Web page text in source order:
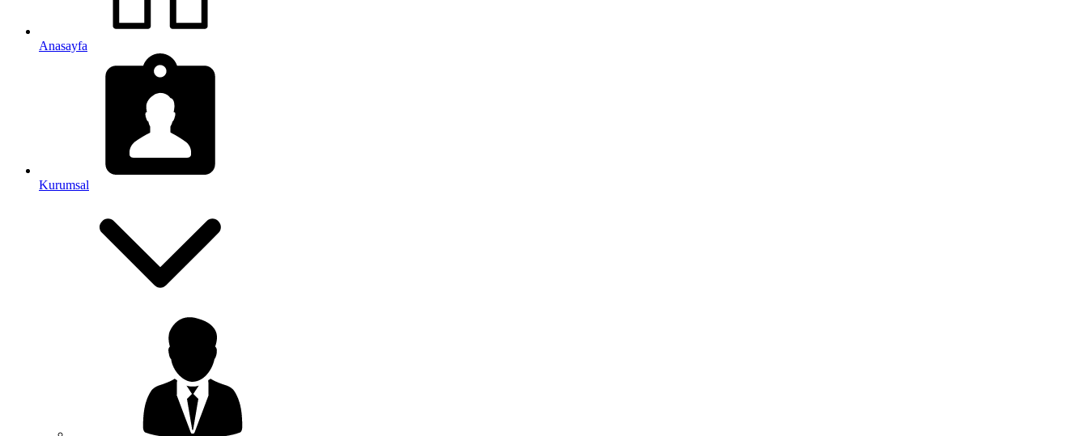
Anasayfa
Kurumsal